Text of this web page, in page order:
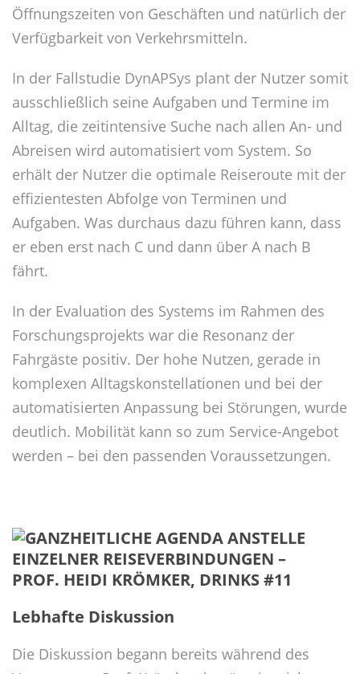
Öffnungszeiten von Geschäften und natürlich der
Verfügbarkeit von Verkehrsmitteln.
In der Fallstudie DynAPSys plant der Nutzer somit
ausschließlich seine Aufgaben und Termine im
Alltag, die zeitintensive Suche nach allen An- und
Abreisen wird automatisiert vom System. So
erhält der Nutzer die optimale Reiseroute mit der
effizientesten Abfolge von Terminen und
Aufgaben. Was durchaus dazu führen kann, dass
er eben erst nach C und dann über A nach B
fährt.
In der Evaluation des Systems im Rahmen des
Forschungsprojekts war die Resonanz der
Fahrgäste positiv. Der hohe Nutzen, gerade in
komplexen Alltagskonstellationen und bei der
automatisierten Anpassung bei Störungen, wurde
deutlich. Mobilität kann so zum Service-Angebot
werden – bei den passenden Voraussetzungen.
Lebhafte Diskussion
Die Diskussion begann bereits während des